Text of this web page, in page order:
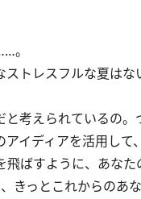
。
トレスフルな夏は
考えられているの。
イディアを活用し
ばすように、あなた
っとこれからのあ